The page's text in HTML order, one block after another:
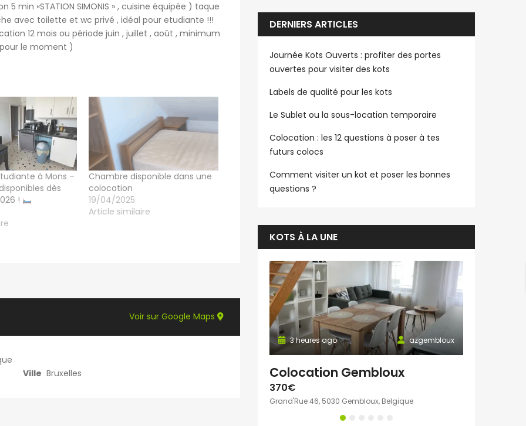
min «STATION SIMONIS » , cuisine équipée ) taque
avec toilette et wc privé , idéal pour etudiante !!!
12 mois ou période juin , juillet , août , minimum
le moment )
à Mons –
dès
!
Chambre disponible dans une
colocation
19/04/2025
Article similaire
Ville Bruxelles
Voir sur Google Maps
DERNIERS ARTICLES
Journée Kots Ouverts : profiter des portes
ouvertes pour visiter des kots
Labels de qualité pour les kots
Le Sublet ou la sous-location temporaire
Colocation : les 12 questions à poser à tes
futurs colocs
Comment visiter un kot et poser les bonnes
questions ?
KOTS À LA UNE
Chbre étudiant(e) en colocation dans appartement 2 chbre avec balcon – en face de HELMo Guillemins
azgembloux
3 heures ago
Colocation Gembloux
370€
Grand'Rue 46, 5030 Gembloux, Belgique